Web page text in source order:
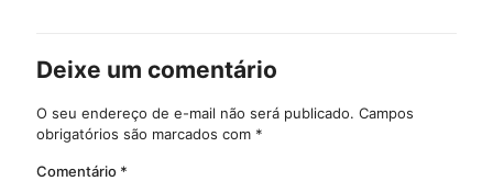
Deixe um comentário
O seu endereço de e-mail não será publicado. Campos
obrigatórios são marcados com *
Comentário *